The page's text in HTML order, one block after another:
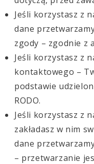
Jeśli korzystasz z
dane
zgody – zgodnie z
Jeśli korzystasz z
kontaktowego –
podstawie
RODO.
Jeśli korzystasz z
zakładasz w nim
dane
– przetwarzanie